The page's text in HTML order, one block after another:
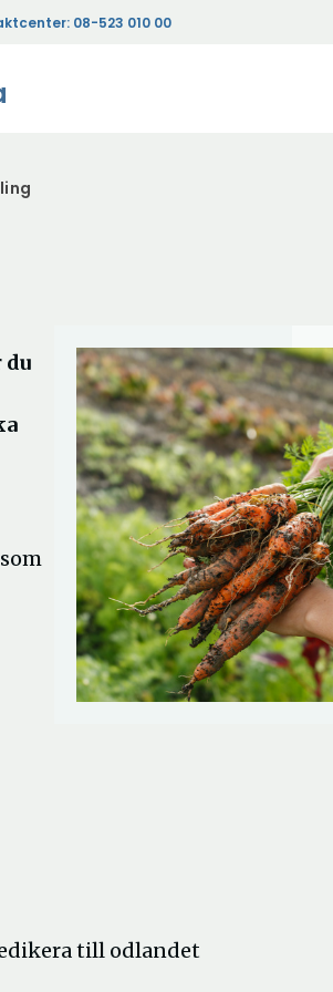
08-523 010 00
du
till odlandet